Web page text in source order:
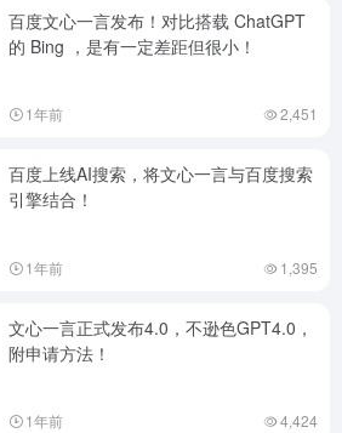
百度文心一言发布！对比搭载 ChatGPT
的 Bing ，是有一定差距但很小！
1年前 2,451
百度上线AI搜索，将文心一言与百度搜索
引擎结合！
1年前 1,395
文心一言正式发布4.0，不逊色GPT4.0，
附申请方法！
1年前 4,424